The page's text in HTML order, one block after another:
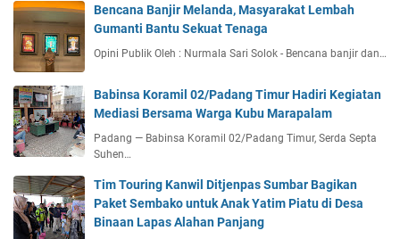
Bencana Banjir Melanda, Masyarakat Lembah
Gumanti Bantu Sekuat Tenaga
Opini Publik Oleh : Nurmala Sari Solok - Bencana banjir dan…
Babinsa Koramil 02/Padang Timur Hadiri Kegiatan
Mediasi Bersama Warga Kubu Marapalam
Padang — Babinsa Koramil 02/Padang Timur, Serda Septa
Suhen…
Tim Touring Kanwil Ditjenpas Sumbar Bagikan
Paket Sembako untuk Anak Yatim Piatu di Desa
Binaan Lapas Alahan Panjang